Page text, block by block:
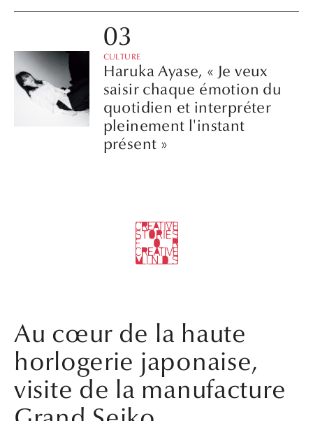
CULTURE
Haruka Ayase, « Je veux
saisir chaque émotion du
quotidien et interpréter
pleinement l'instant
présent »
Au cœur de la haute
horlogerie japonaise,
visite de la manufacture